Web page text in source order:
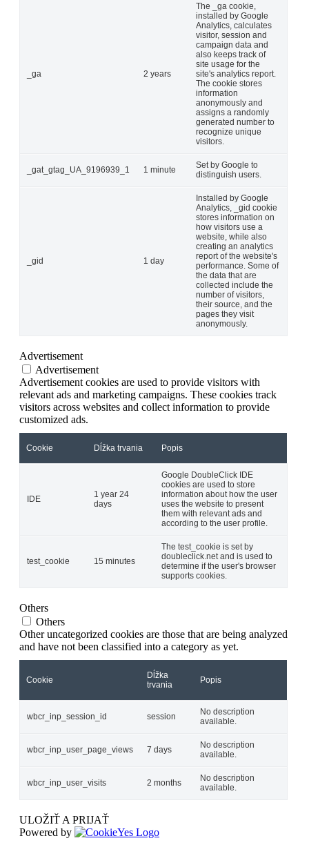
_ga 2 years
The _ga cookie,
installed by Google
Analytics, calculates
visitor, session and
campaign data and
also keeps track of
site usage for the
site's analytics report.
The cookie stores
information
anonymously and
assigns a randomly
generated number to
recognize unique
visitors.
_gat_gtag_UA_9196939_1 1 minute
Set by Google to
distinguish users.
_gid 1 day
Installed by Google
Analytics, _gid cookie
stores information on
how visitors use a
website, while also
creating an analytics
report of the website's
performance. Some of
the data that are
collected include the
number of visitors,
their source, and the
pages they visit
anonymously.
Advertisement
Advertisement
Advertisement cookies are used to provide visitors with
relevant ads and marketing campaigns. These cookies track
visitors across websites and collect information to provide
customized ads.
Cookie Dĺžka trvania Popis
IDE
1 year 24
days
Google DoubleClick IDE
cookies are used to store
information about how the user
uses the website to present
them with relevant ads and
according to the user profile.
test_cookie 15 minutes
The test_cookie is set by
doubleclick.net and is used to
determine if the user's browser
supports cookies.
Others
Others
Other uncategorized cookies are those that are being analyzed
and have not been classified into a category as yet.
Cookie
Dĺžka
trvania
Popis
wbcr_inp_session_id session
No description
available.
wbcr_inp_user_page_views 7 days
No description
available.
wbcr_inp_user_visits 2 months
No description
available.
ULOŽIŤ A PRIJAŤ
Powered by